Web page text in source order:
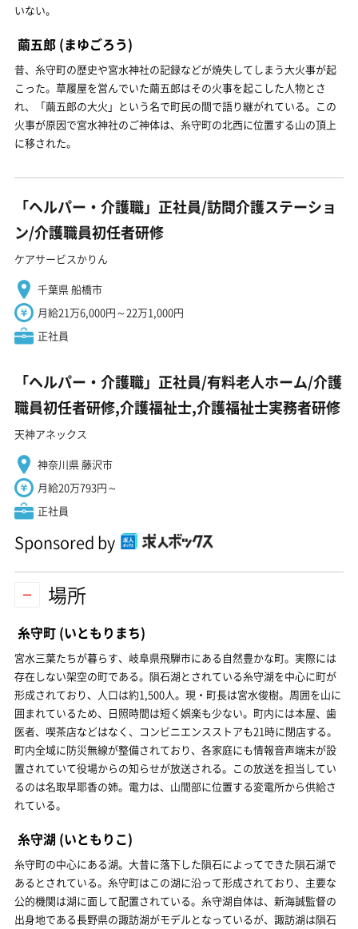
いない。
繭五郎 (まゆごろう)
昔、糸守町の歴史や宮水神社の記録などが焼失してしまう大火事が起
こった。草履屋を営んでいた繭五郎はその火事を起こした人物とさ
れ、「繭五郎の大火」という名で町民の間で語り継がれている。この
火事が原因で宮水神社のご神体は、糸守町の北西に位置する山の頂上
に移された。
「ヘルパー・介護職」正社員/訪問介護ステーショ
ン/介護職員初任者研修
ケアサービスかりん
千葉県 船橋市
月給21万6,000円～22万1,000円
正社員
「ヘルパー・介護職」正社員/有料老人ホーム/介護
職員初任者研修,介護福祉士,介護福祉士実務者研修
天神アネックス
神奈川県 藤沢市
月給20万793円～
正社員
Sponsored by
場所
糸守町 (いともりまち)
宮水三葉たちが暮らす、岐阜県飛騨市にある自然豊かな町。実際には
存在しない架空の町である。隕石湖とされている糸守湖を中心に町が
形成されており、人口は約1,500人。現・町長は宮水俊樹。周囲を山に
囲まれているため、日照時間は短く娯楽も少ない。町内には本屋、歯
医者、喫茶店などはなく、コンビニエンスストアも21時に閉店する。
町内全域に防災無線が整備されており、各家庭にも情報音声端末が設
置されていて役場からの知らせが放送される。この放送を担当してい
るのは名取早耶香の姉。電力は、山間部に位置する変電所から供給さ
れている。
糸守湖 (いともりこ)
糸守町の中心にある湖。大昔に落下した隕石によってできた隕石湖で
あるとされている。糸守町はこの湖に沿って形成されており、主要な
公的機関は湖に面して配置されている。糸守湖自体は、新海誠監督の
出身地である長野県の諏訪湖がモデルとなっているが、諏訪湖は隕石